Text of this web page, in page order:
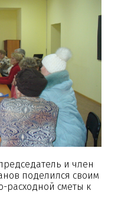
и член
поделился своим
расходной сметы к